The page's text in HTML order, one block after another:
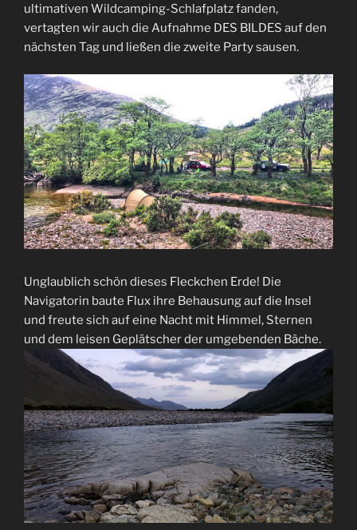
ultimativen Wildcamping-Schlafplatz fanden,
vertagten wir auch die Aufnahme DES BILDES auf den
nächsten Tag und ließen die zweite Party sausen.
Unglaublich schön dieses Fleckchen Erde! Die
Navigatorin baute Flux ihre Behausung auf die Insel
und freute sich auf eine Nacht mit Himmel, Sternen
und dem leisen Geplätscher der umgebenden Bäche.